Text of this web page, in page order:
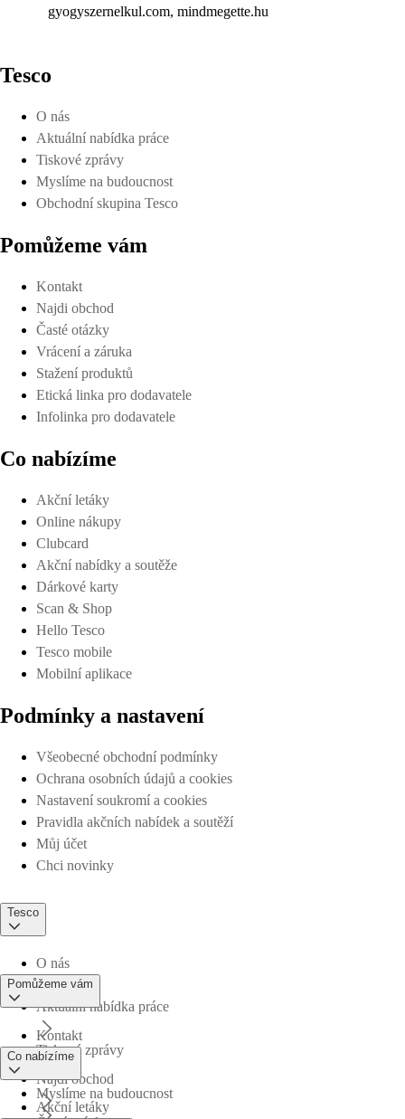
gyogyszernelkul.com, mindmegette.hu
Tesco
O nás
Aktuální nabídka práce
Tiskové zprávy
Myslíme na budoucnost
Obchodní skupina Tesco
Pomůžeme vám
Kontakt
Najdi obchod
Časté otázky
Vrácení a záruka
Stažení produktů
Etická linka pro dodavatele
Infolinka pro dodavatele
Co nabízíme
Akční letáky
Online nákupy
Clubcard
Akční nabídky a soutěže
Dárkové karty
Scan & Shop
Hello Tesco
Tesco mobile
Mobilní aplikace
Podmínky a nastavení
Všeobecné obchodní podmínky
Ochrana osobních údajů a cookies
Nastavení soukromí a cookies
Pravidla akčních nabídek a soutěží
Můj účet
Chci novinky
Tesco
O nás
Aktuální nabídka práce
Tiskové zprávy
Myslíme na budoucnost
Pomůžeme vám
Kontakt
Najdi obchod
Co nabízíme
Akční letáky